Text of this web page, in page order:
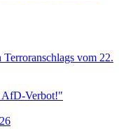
vom 22.
AfD-Verbot!"